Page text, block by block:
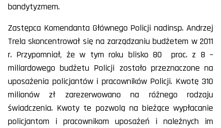
bandytyzmem.
Zastępca Komendanta Głównego Policji nadinsp. Andrzej
Trela skoncentrował się na zarządzaniu budżetem w 2011
r. Przypomniał, że w tym roku blisko 80 proc. z 8 –
miliardowego budżetu Policji zostało przeznaczone na
uposażenia policjantów i pracowników Policji. Kwotę 310
milionów zł zarezerwowano na różnego rodzaju
świadczenia. Kwoty te pozwolą na bieżące wypłacanie
policjantom i pracownikom uposażeń i należnych im